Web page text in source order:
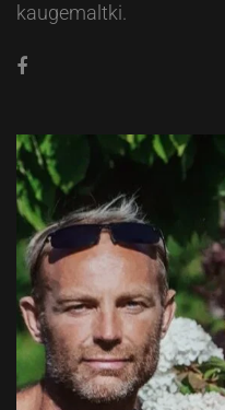
kaugemaltki.